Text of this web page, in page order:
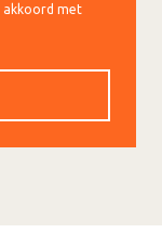
akkoord met